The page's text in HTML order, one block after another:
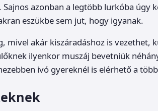
azonban a legtöbb lurkóba úgy
eszükbe sem jut, hogy igyanak.
mivel akár kiszáradáshoz is vezethet,
ilyenkor muszáj bevetniük
ivó gyereknél is elérhető a